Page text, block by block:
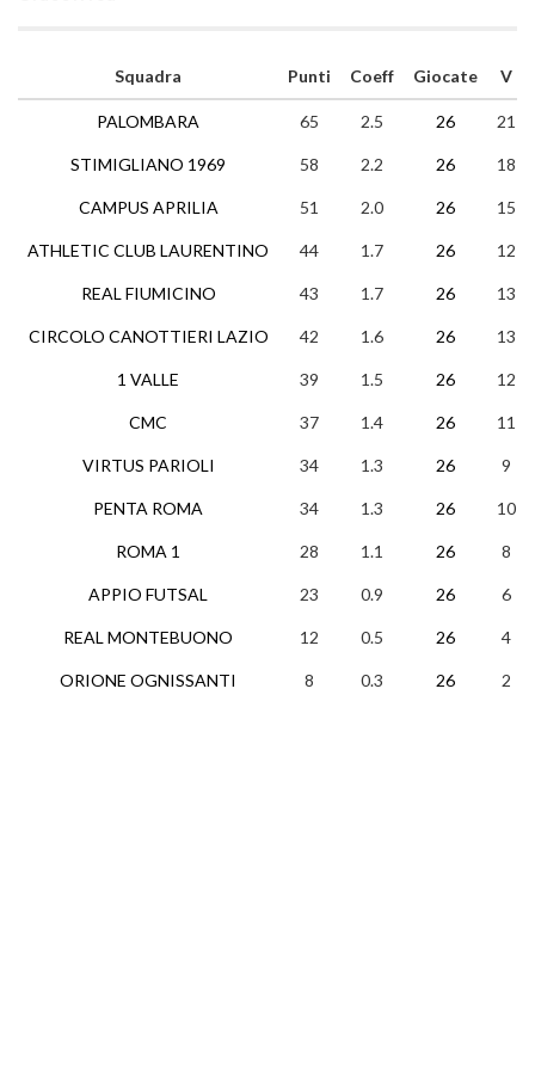
Squadra
PALOMBARA
STIMIGLIANO 1969
CAMPUS APRILIA
ATHLETIC CLUB LAURENTINO
REAL FIUMICINO
CIRCOLO CANOTTIERI LAZIO
1 VALLE
CMC
VIRTUS PARIOLI
PENTA ROMA
ROMA 1
APPIO FUTSAL
REAL MONTEBUONO
ORIONE OGNISSANTI
Punti Coeff Giocate V
65 2.5 26 21
58 2.2 26 18
51 2.0 26 15
44 1.7 26 12
43 1.7 26 13
42 1.6 26 13
39 1.5 26 12
37 1.4 26 11
34 1.3 26 9
34 1.3 26 10
28 1.1 26 8
23 0.9 26 6
12 0.5 26 4
8 0.3 26 2